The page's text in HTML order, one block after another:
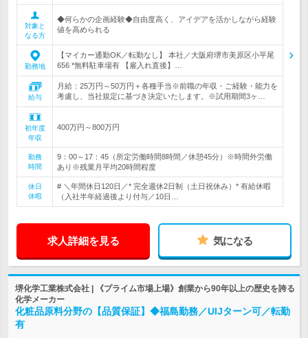
対象と
なる方
◆何らかの企画経験◆自由度高く、アイデアを活かしながら経験
値を高められる
勤務地
【マイカー通勤OK／転勤なし】 本社／大阪府堺市美原区小平尾
656 *無料駐車場有 【雇入れ直後】…
給与
月給：25万円～50万円＋各種手当※前職の年収・ご経験・能力を
考慮し、当社規定に基づき決定いたします。※試用期間3ヶ…
初年度
年収
400万円～800万円
勤務
時間
9：00～17：45（所定労働時間8時間／休憩45分）※時間外労働
あり※残業月平均20時間程度
休日
休暇
# ＼年間休日120日／* 完全週休2日制（土日祝休み）* 有給休暇
（入社半年経過後より付与／10日…
求人詳細を見る 気になる
堺化学工業株式会社 | 《プライム市場上場》創業から90年以上の歴史を誇る
化学メーカー
化粧品原料分野の【品質保証】◆福島勤務／UIJターン可／転勤
有